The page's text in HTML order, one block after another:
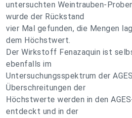
untersuchten Weintrauben-
wurde der Rückstand
vier Mal gefunden, die Mengen
dem Höchstwert.
Der Wirkstoff Fenazaquin ist
ebenfalls im
Untersuchungsspektrum der
Überschreitungen der
Höchstwerte werden in den
entdeckt und in der